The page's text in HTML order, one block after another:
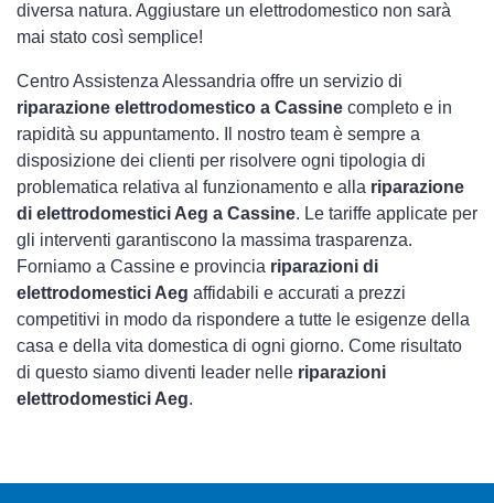
diversa natura. Aggiustare un elettrodomestico non sarà
mai stato così semplice!
Centro Assistenza Alessandria offre un servizio di
riparazione elettrodomestico a Cassine completo e in
rapidità su appuntamento. Il nostro team è sempre a
disposizione dei clienti per risolvere ogni tipologia di
problematica relativa al funzionamento e alla riparazione
di elettrodomestici Aeg a Cassine. Le tariffe applicate per
gli interventi garantiscono la massima trasparenza.
Forniamo a Cassine e provincia riparazioni di
elettrodomestici Aeg affidabili e accurati a prezzi
competitivi in modo da rispondere a tutte le esigenze della
casa e della vita domestica di ogni giorno. Come risultato
di questo siamo diventi leader nelle riparazioni
elettrodomestici Aeg.